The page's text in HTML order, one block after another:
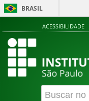
BRASIL
ACESSIBILIDADE